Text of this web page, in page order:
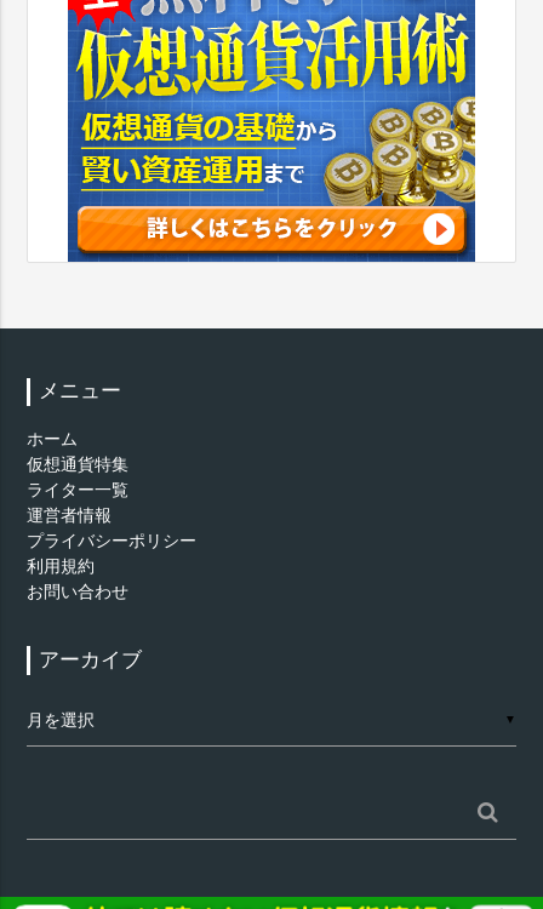
メニュー
ホーム
仮想通貨特集
ライター一覧
運営者情報
プライバシーポリシー
利用規約
お問い合わせ
アーカイブ
ー
▼
索: